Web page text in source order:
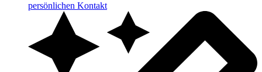
persönlichen Kontakt